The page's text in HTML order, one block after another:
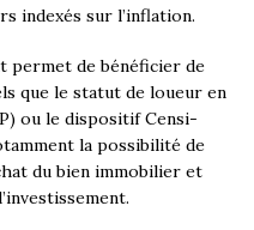
indexés sur l’inflation.
permet de bénéficier de
que le statut de loueur en
ou le dispositif Censi-
la possibilité de
du bien immobilier et